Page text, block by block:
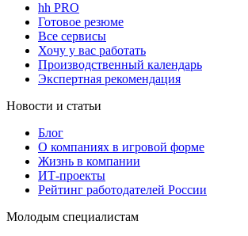
hh PRO
Готовое резюме
Все сервисы
Хочу у вас работать
Производственный календарь
Экспертная рекомендация
Новости и статьи
Блог
О компаниях в игровой форме
Жизнь в компании
ИТ-проекты
Рейтинг работодателей России
Молодым специалистам